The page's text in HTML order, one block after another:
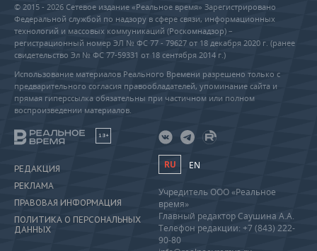
© 2015 - 2026 Сетевое издание «Реальное время» Зарегистрировано
Федеральной службой по надзору в сфере связи, информационных
технологий и массовых коммуникаций (Роскомнадзор) –
регистрационный номер ЭЛ № ФС 77 - 79627 от 18 декабря 2020 г. (ранее
свидетельство Эл № ФС 77-59331 от 18 сентября 2014 г.)
Использование материалов Реального Времени разрешено только с
предварительного согласия правообладателей, упоминание сайта и
прямая гиперссылка обязательны при частичном или полном
воспроизведении материалов.
18+
РЕДАКЦИЯ
РЕКЛАМА
ПРАВОВАЯ ИНФОРМАЦИЯ
ПОЛИТИКА О ПЕРСОНАЛЬНЫХ
ДАННЫХ
RU EN
Учредитель ООО «Реальное
время»
Главный редактор Саушина А.А.
Телефон редакции: +7 (843) 222-
90-80